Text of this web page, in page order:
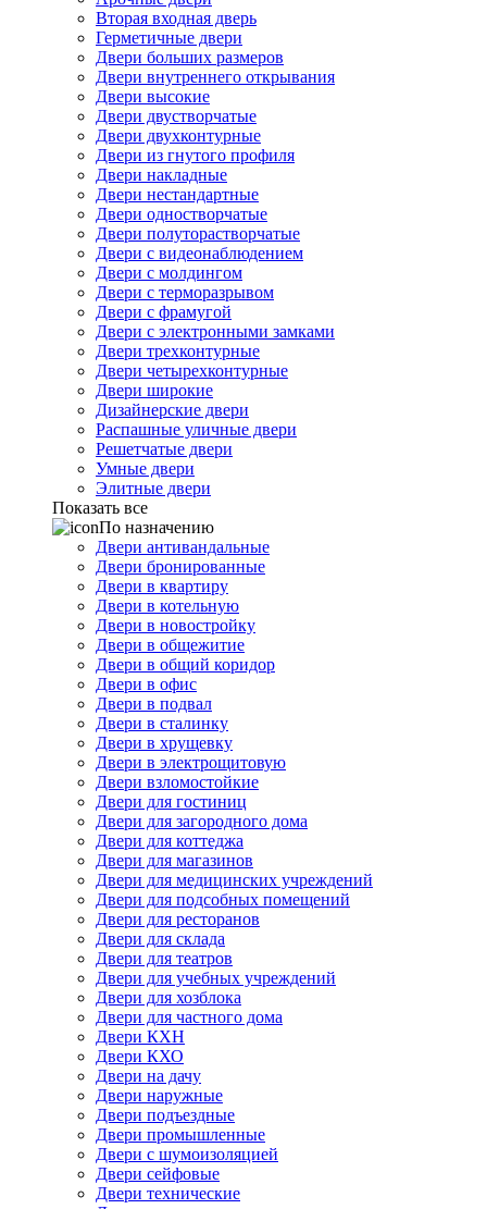
Вторая входная дверь
Герметичные двери
Двери больших размеров
Двери внутреннего открывания
Двери высокие
Двери двустворчатые
Двери двухконтурные
Двери из гнутого профиля
Двери накладные
Двери нестандартные
Двери одностворчатые
Двери полуторастворчатые
Двери с видеонаблюдением
Двери с молдингом
Двери с терморазрывом
Двери с фрамугой
Двери с электронными замками
Двери трехконтурные
Двери четырехконтурные
Двери широкие
Дизайнерские двери
Распашные уличные двери
Решетчатые двери
Умные двери
Элитные двери
Показать все
По назначению
Двери антивандальные
Двери бронированные
Двери в квартиру
Двери в котельную
Двери в новостройку
Двери в общежитие
Двери в общий коридор
Двери в офис
Двери в подвал
Двери в сталинку
Двери в хрущевку
Двери в электрощитовую
Двери взломостойкие
Двери для гостиниц
Двери для загородного дома
Двери для коттеджа
Двери для магазинов
Двери для медицинских учреждений
Двери для подсобных помещений
Двери для ресторанов
Двери для склада
Двери для театров
Двери для учебных учреждений
Двери для хозблока
Двери для частного дома
Двери КХН
Двери КХО
Двери на дачу
Двери наружные
Двери подъездные
Двери промышленные
Двери с шумоизоляцией
Двери сейфовые
Двери технические